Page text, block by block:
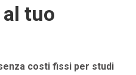
tuo
costi fissi per studi